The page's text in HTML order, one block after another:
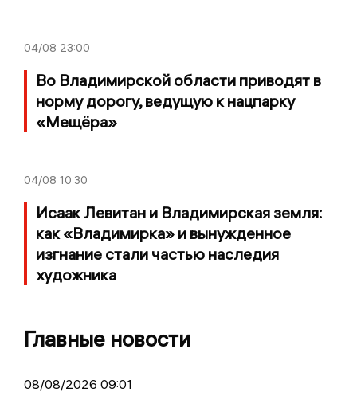
04/08 23:00
Во Владимирской области приводят в
норму дорогу, ведущую к нацпарку
«Мещёра»
04/08 10:30
Исаак Левитан и Владимирская земля:
как «Владимирка» и вынужденное
изгнание стали частью наследия
художника
Главные новости
08/08/2026 09:01